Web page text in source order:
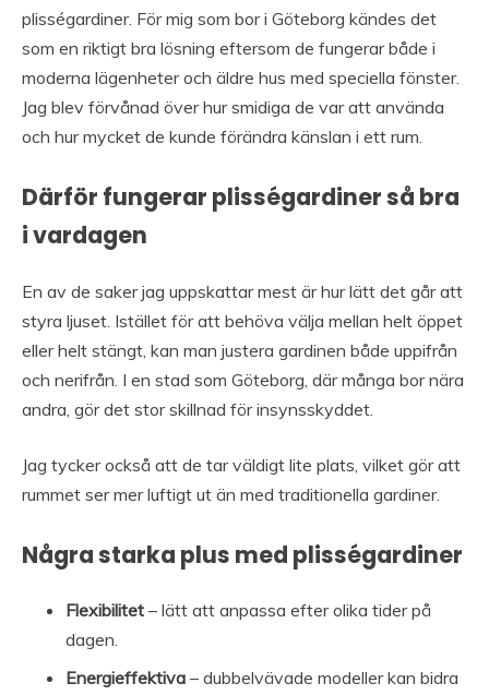
plisségardiner. För mig som bor i Göteborg kändes det
som en riktigt bra lösning eftersom de fungerar både i
moderna lägenheter och äldre hus med speciella fönster.
Jag blev förvånad över hur smidiga de var att använda
och hur mycket de kunde förändra känslan i ett rum.
Därför fungerar plisségardiner så bra
i vardagen
En av de saker jag uppskattar mest är hur lätt det går att
styra ljuset. Istället för att behöva välja mellan helt öppet
eller helt stängt, kan man justera gardinen både uppifrån
och nerifrån. I en stad som Göteborg, där många bor nära
andra, gör det stor skillnad för insynsskyddet.
Jag tycker också att de tar väldigt lite plats, vilket gör att
rummet ser mer luftigt ut än med traditionella gardiner.
Några starka plus med plisségardiner
Flexibilitet – lätt att anpassa efter olika tider på
dagen.
Energieffektiva – dubbelvävade modeller kan bidra